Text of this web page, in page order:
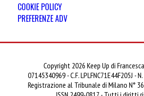
COOKIE POLICY
PREFERENZE ADV
Copyright 2026 Keep Up di
07145340969 - C.F. LPLFNC71E44F205J -
Registrazione al Tribunale di Milano N°